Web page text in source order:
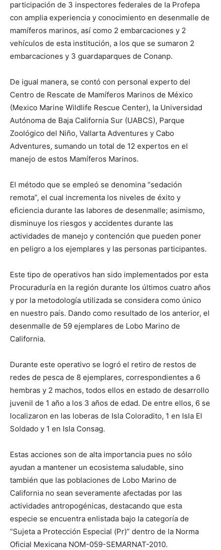
participación de 3 inspectores federales de la Profepa
con amplia experiencia y conocimiento en desenmalle de
mamíferos marinos, así como 2 embarcaciones y 2
vehículos de esta institución, a los que se sumaron 2
embarcaciones y 3 guardaparques de Conanp.
De igual manera, se contó con personal experto del
Centro de Rescate de Mamíferos Marinos de México
(Mexico Marine Wildlife Rescue Center), la Universidad
Autónoma de Baja California Sur (UABCS), Parque
Zoológico del Niño, Vallarta Adventures y Cabo
Adventures, sumando un total de 12 expertos en el
manejo de estos Mamíferos Marinos.
El método que se empleó se denomina “sedación
remota”, el cual incrementa los niveles de éxito y
eficiencia durante las labores de desenmalle; asimismo,
disminuye los riesgos y accidentes durante las
actividades de manejo y contención que pueden poner
en peligro a los ejemplares y las personas participantes.
Este tipo de operativos han sido implementados por esta
Procuraduría en la región durante los últimos cuatro años
y por la metodología utilizada se considera como único
en nuestro país. Dando como resultado de los anterior, el
desenmalle de 59 ejemplares de Lobo Marino de
California.
Durante este operativo se logró el retiro de restos de
redes de pesca de 8 ejemplares, correspondientes a 6
hembras y 2 machos, todos ellos en estado de desarrollo
juvenil de 1 año a los 3 años de edad. De entre ellos, 6 se
localizaron en las loberas de Isla Coloradito, 1 en Isla El
Soldado y 1 en Isla Consag.
Estas acciones son de alta importancia pues no sólo
ayudan a mantener un ecosistema saludable, sino
también que las poblaciones de Lobo Marino de
California no sean severamente afectadas por las
actividades antropogénicas, destacando que esta
especie se encuentra enlistada bajo la categoría de
“Sujeta a Protección Especial (Pr)” dentro de la Norma
Oficial Mexicana NOM-059-SEMARNAT-2010.